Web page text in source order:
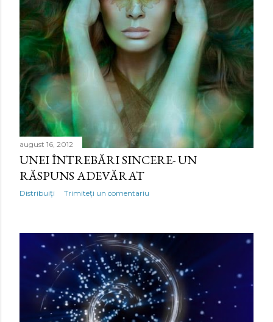
august 16, 2012
UNEI ÎNTREBĂRI SINCERE- UN
RĂSPUNS ADEVĂRAT
Distribuiți Trimiteți un comentariu